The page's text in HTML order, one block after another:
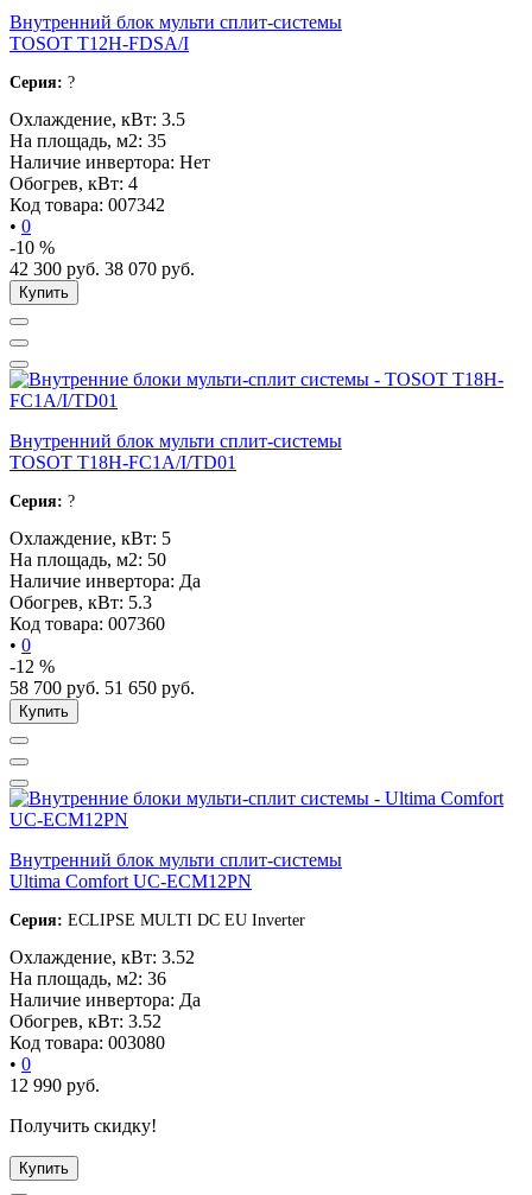
Внутренний блок мульти сплит-системы
TOSOT T12H-FDSA/I
Серия: ?
Охлаждение, кВт: 3.5
На площадь, м2: 35
Наличие инвертора: Нет
Обогрев, кВт: 4
Код товара: 007342
• 0
-10 %
42 300 руб. 38 070 руб.
Купить
Внутренний блок мульти сплит-системы
TOSOT T18H-FC1A/I/TD01
Серия: ?
Охлаждение, кВт: 5
На площадь, м2: 50
Наличие инвертора: Да
Обогрев, кВт: 5.3
Код товара: 007360
• 0
-12 %
58 700 руб. 51 650 руб.
Купить
Внутренний блок мульти сплит-системы
Ultima Comfort UC-ECM12PN
Серия: ECLIPSE MULTI DC EU Inverter
Охлаждение, кВт: 3.52
На площадь, м2: 36
Наличие инвертора: Да
Обогрев, кВт: 3.52
Код товара: 003080
• 0
12 990 руб.
Получить скидку!
Купить